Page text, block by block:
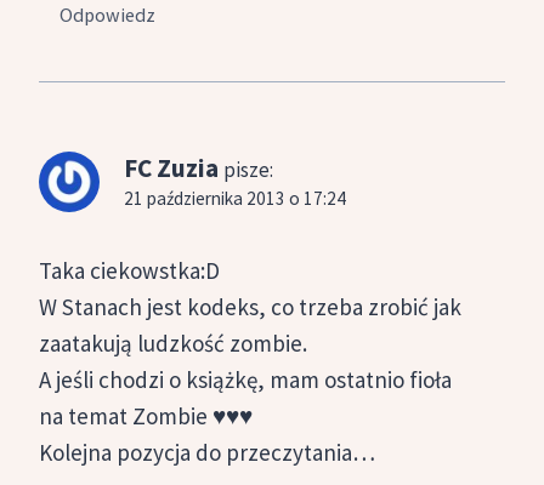
Odpowiedz
FC Zuzia pisze:
21 października 2013 o 17:24
Taka ciekowstka:D
W Stanach jest kodeks, co trzeba zrobić jak
zaatakują ludzkość zombie.
A jeśli chodzi o książkę, mam ostatnio fioła
na temat Zombie ♥♥♥
Kolejna pozycja do przeczytania…